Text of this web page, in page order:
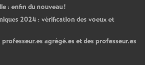
: enfin du nouveau!
2024 : vérification des voeux et
agrégé.es et des professeur.es